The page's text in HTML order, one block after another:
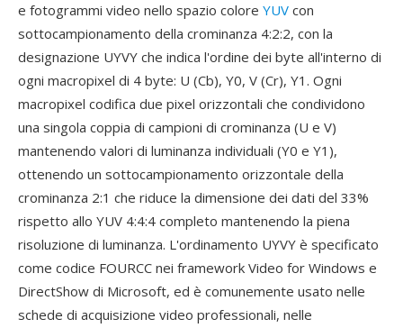
e fotogrammi video nello spazio colore YUV con
sottocampionamento della crominanza 4:2:2, con la
designazione UYVY che indica l'ordine dei byte all'interno di
ogni macropixel di 4 byte: U (Cb), Y0, V (Cr), Y1. Ogni
macropixel codifica due pixel orizzontali che condividono
una singola coppia di campioni di crominanza (U e V)
mantenendo valori di luminanza individuali (Y0 e Y1),
ottenendo un sottocampionamento orizzontale della
crominanza 2:1 che riduce la dimensione dei dati del 33%
rispetto allo YUV 4:4:4 completo mantenendo la piena
risoluzione di luminanza. L'ordinamento UYVY è specificato
come codice FOURCC nei framework Video for Windows e
DirectShow di Microsoft, ed è comunemente usato nelle
schede di acquisizione video professionali, nelle